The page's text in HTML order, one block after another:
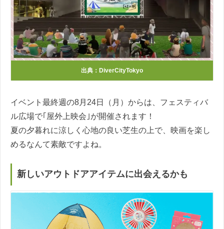
出典： DiverCityTokyo
イベント最終週の8月24日（月）からは、フェスティバ
ル広場で｢屋外上映会｣が開催されます！
夏の夕暮れに涼しく心地の良い芝生の上で、映画を楽し
めるなんて素敵ですよね。
新しいアウトドアアイテムに出会えるかも